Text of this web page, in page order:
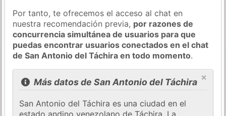
Por tanto, te ofrecemos el acceso al chat en
nuestra recomendación previa, por razones de
concurrencia simultánea de usuarios para que
puedas encontrar usuarios conectados en el chat
de San Antonio del Táchira en todo momento.
×
Más datos de San Antonio del Táchira
San Antonio del Táchira es una ciudad en el